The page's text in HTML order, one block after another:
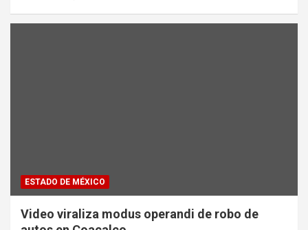
ESTADO DE MÉXICO
Video viraliza modus operandi de robo de